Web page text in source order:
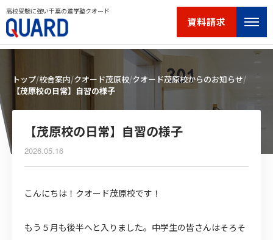
高校受験に強い千葉の進学塾クオード
資料請求
トップ 校舎案内 クオード茂原校 クオード茂原校からのお知らせ
【茂原校の日常】自習の様子
【茂原校の日常】自習の様子
2026.05.16
こんにちは！クオード茂原校です！
もう５月も後半へと入りました。中学生の皆さんはそろそ